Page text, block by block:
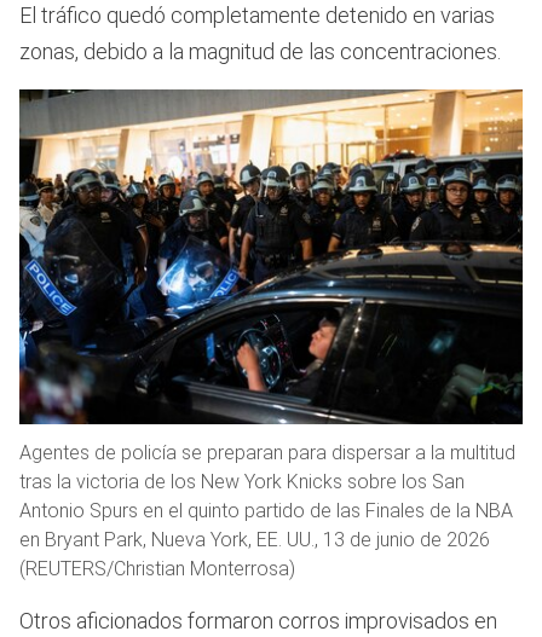
El tráfico quedó completamente detenido en varias
zonas, debido a la magnitud de las concentraciones.
Agentes de policía se preparan para dispersar a la multitud
tras la victoria de los New York Knicks sobre los San
Antonio Spurs en el quinto partido de las Finales de la NBA
en Bryant Park, Nueva York, EE. UU., 13 de junio de 2026
(REUTERS/Christian Monterrosa)
Otros aficionados formaron corros improvisados en